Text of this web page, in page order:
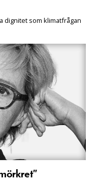
dignitet som klimatfrågan